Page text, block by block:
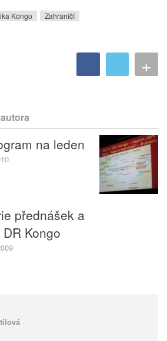
Kongo Zahraničí
+
na leden
přednášek a
Kongo